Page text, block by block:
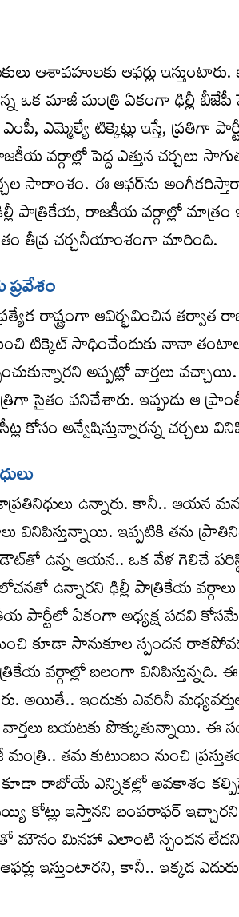
ఆఫర్లు
ఒక మాజీ మంత్రి ఏకంగా ఢిల్లీ బీజేపీ
ఎమ్మెల్యే టిక్కెట్లు ఇస్తే, ప్రతిగా
వర్గాల్లో పెద్ద ఎత్తున చర్చలు
సారాంశం. ఈ ఆఫర్‌ను
పాత్రికేయ, రాజకీయ వర్గాల్లో
తీవ్ర చర్చనీయాంశంగా మారింది.
రాష్ట్రంగా ఆవిర్భవించిన తర్వాత
టిక్కెట్ సాధించేందుకు నానా
అప్పట్లో వార్తలు
సైతం పనిచేశారు. ఇప్పుడు ఆ
కోసం అన్వేషిస్తున్నారన్న చర్చలు
ఉన్నారు. కానీ.. ఆయన
ఇప్పటికి తను
ఉన్న ఆయన.. ఒక వేళ గెలిచే
ఉన్నారని ఢిల్లీ పాత్రికేయ
ఏకంగా అధ్యక్ష పదవి
కూడా సానుకూల స్పందన
వర్గాల్లో బలంగా వినిపిస్తున్నది.
అయితే.. ఇందుకు ఎవరినీ
బయటకు పొక్కుతున్నాయి. ఈ
తమ కుటుంబం నుంచి
కూడా రాబోయే ఎన్నికల్లో అవకాశం
ఇస్తానని బంపరాఫర్‌ ఇచ్చారని
మౌనం మినహా ఎలాంటి స్పందన లేదని
ఇస్తుంటారని, కానీ.. ఇక్కడ